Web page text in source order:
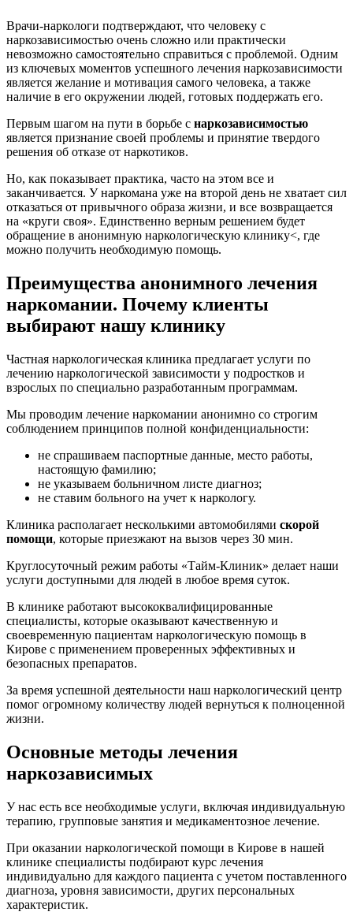
Врачи-наркологи подтверждают, что человеку с
наркозависимостью очень сложно или практически
невозможно самостоятельно справиться с проблемой. Одним
из ключевых моментов успешного лечения наркозависимости
является желание и мотивация самого человека, а также
наличие в его окружении людей, готовых поддержать его.
Первым шагом на пути в борьбе с наркозависимостью
является признание своей проблемы и принятие твердого
решения об отказе от наркотиков.
Но, как показывает практика, часто на этом все и
заканчивается. У наркомана уже на второй день не хватает сил
отказаться от привычного образа жизни, и все возвращается
на «круги своя». Единственно верным решением будет
обращение в анонимную наркологическую клинику<, где
можно получить необходимую помощь.
Преимущества анонимного лечения
наркомании. Почему клиенты
выбирают нашу клинику
Частная наркологическая клиника предлагает услуги по
лечению наркологической зависимости у подростков и
взрослых по специально разработанным программам.
Мы проводим лечение наркомании анонимно со строгим
соблюдением принципов полной конфиденциальности:
не спрашиваем паспортные данные, место работы,
настоящую фамилию;
не указываем больничном листе диагноз;
не ставим больного на учет к наркологу.
Клиника располагает несколькими автомобилями скорой
помощи, которые приезжают на вызов через 30 мин.
Круглосуточный режим работы «Тайм-Клиник» делает наши
услуги доступными для людей в любое время суток.
В клинике работают высококвалифицированные
специалисты, которые оказывают качественную и
своевременную пациентам наркологическую помощь в
Кирове с применением проверенных эффективных и
безопасных препаратов.
За время успешной деятельности наш наркологический центр
помог огромному количеству людей вернуться к полноценной
жизни.
Основные методы лечения
наркозависимых
У нас есть все необходимые услуги, включая индивидуальную
терапию, групповые занятия и медикаментозное лечение.
При оказании наркологической помощи в Кирове в нашей
клинике специалисты подбирают курс лечения
индивидуально для каждого пациента с учетом поставленного
диагноза, уровня зависимости, других персональных
характеристик.